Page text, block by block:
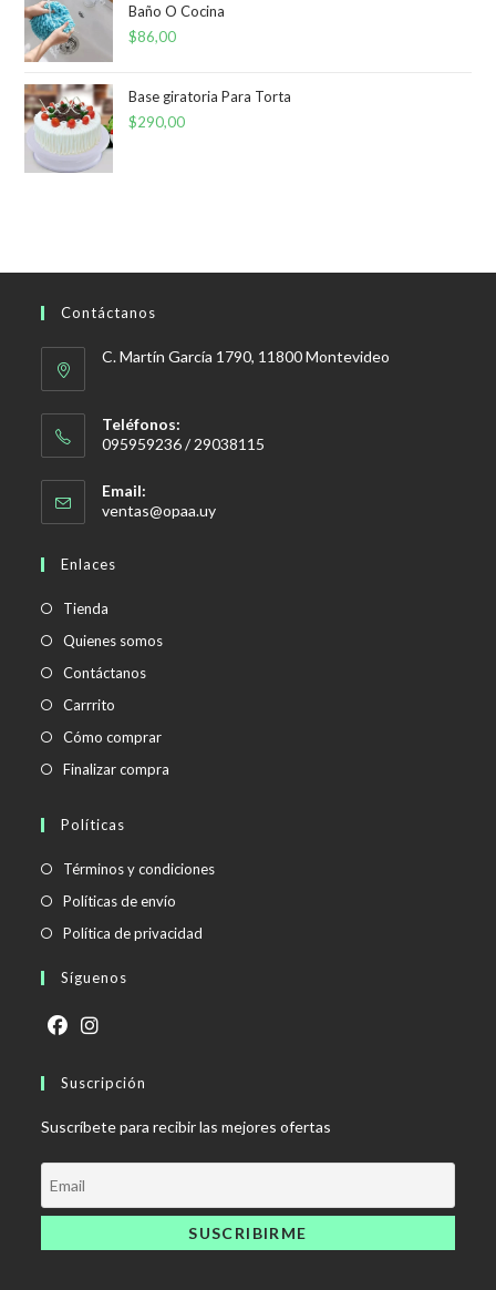
Baño O Cocina
$86,00
Base giratoria Para Torta
$290,00
Contáctanos
C. Martín García 1790, 11800 Montevideo
Teléfonos:
095959236 / 29038115
Email:
ventas@opaa.uySe
Enlaces
Tienda
Quienes somos
Contáctanos
Carrrito
Cómo comprar
Finalizar compra
Políticas
Términos y condicionesSe
Políticas de envío
abre
Política de privacidad
Síguenos
abre
una
nueva
pestaña
abre
una
nueva
pestaña
Suscripción
Suscríbete para recibir las mejores ofertas